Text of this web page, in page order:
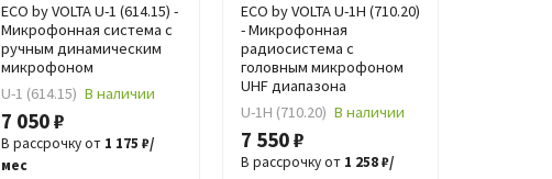
ECO by VOLTA U-1 (614.15) -
Микрофонная система с
ручным динамическим
микрофоном
U-1 (614.15) В наличии
7 050 ₽
В рассрочку от 1 175 ₽/
мес
ECO by VOLTA U-1H (710.20)
- Микрофонная
радиосистема с
головным микрофоном
UHF диапазона
U-1H (710.20) В наличии
7 550 ₽
В рассрочку от 1 258 ₽/